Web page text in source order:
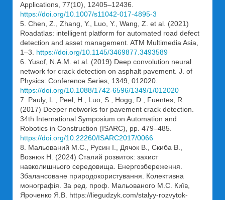
Applications, 77(10), 12405–12436.
https://doi.org/10.1007/s11042-017-4895-3
5. Chen, Z., Zhang, Y., Luo, Y., Wang, Z. et al. (2021)
Roadatlas: intelligent platform for automated road defect
detection and asset management. ATM Multimedia Asia,
1–3. https://doi.org/10.1145/3469877.3493589
6. Yusof, N.A.M. et al. (2019) Deep convolution neural
network for crack detection on asphalt pavement. J. of
Physics: Conference Series, 1349, 012020.
https://doi.org/10.1088/1742-6596/1349/1/012020
7. Pauly, L., Peel, H., Luo, S., Hogg, D., Fuentes, R.
(2017) Deeper networks for pavement crack detection.
34th International Symposium on Automation and
Robotics in Construction (ISARC), pp. 479–485.
https://doi.org/10.22260/ISARC2017/0066
8. Мальований М.С., Русин І., Дячок В., Скиба В.,
Вознюк Н. (2024) Сталий розвиток: захист
навколишнього середовища. Енергозбереження.
Збалансоване природокористування. Колективна
монографія. За ред. проф. Мальованого М.С. Київ,
Яроченко Я.В. https://liegudzyk.com/stalyy-rozvytok-